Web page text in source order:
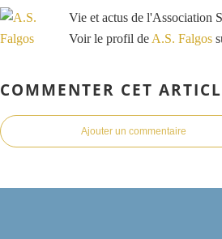
Vie et actus de l'Association
Voir le profil de A.S. Falgos
COMMENTER CET
Ajouter un commentaire